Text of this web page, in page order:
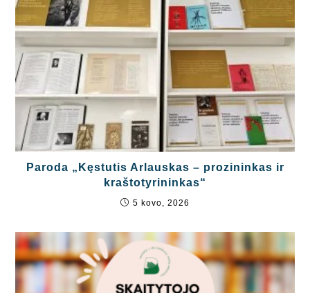
Paroda „Kęstutis Arlauskas – prozininkas ir
kraštotyrininkas“
5 kovo, 2026